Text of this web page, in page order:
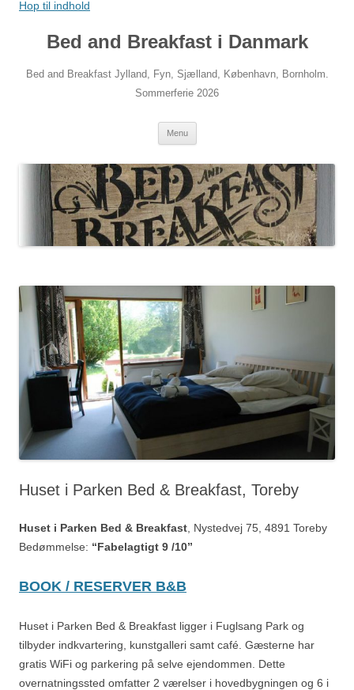
Hop til indhold
Bed and Breakfast i Danmark
Bed and Breakfast Jylland, Fyn, Sjælland, København, Bornholm.
Sommerferie 2026
Menu
Huset i Parken Bed & Breakfast, Toreby
Huset i Parken Bed & Breakfast , Nystedvej 75, 4891 Toreby
Bedømmelse: “Fabelagtigt 9 /10”
BOOK / RESERVER B&B
Huset i Parken Bed & Breakfast ligger i Fuglsang Park og
tilbyder indkvartering, kunstgalleri samt café. Gæsterne har
gratis WiFi og parkering på selve ejendommen. Dette
overnatningssted omfatter 2 værelser i hovedbygningen og 6 i